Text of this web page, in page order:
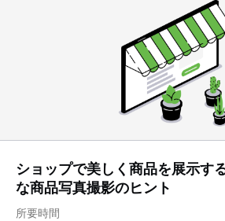
ショップで美しく商品を展示す
な商品写真撮影のヒント
所要時間